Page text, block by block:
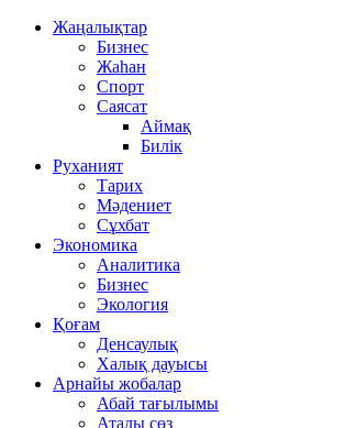
Жаңалықтар
Бизнес
Жаһан
Спорт
Саясат
Аймақ
Билік
Руханият
Тарих
Мәдениет
Сұхбат
Экономика
Аналитика
Бизнес
Экология
Қоғам
Денсаулық
Халық дауысы
Арнайы жобалар
Абай тағылымы
Аталы сөз